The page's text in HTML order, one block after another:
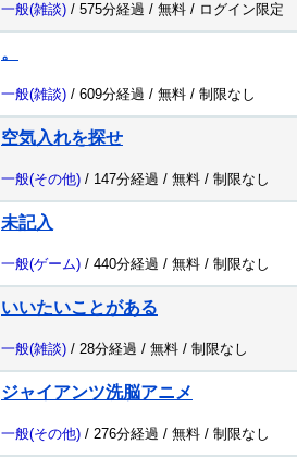
一般(雑談) / 575分経過 / 無料 / ログイン限定
。
一般(雑談) / 609分経過 / 無料 / 制限なし
空気入れを探せ
一般(その他) / 147分経過 / 無料 / 制限なし
未記入
一般(ゲーム) / 440分経過 / 無料 / 制限なし
いいたいことがある
一般(雑談) / 28分経過 / 無料 / 制限なし
ジャイアンツ洗脳アニメ
一般(その他) / 276分経過 / 無料 / 制限なし